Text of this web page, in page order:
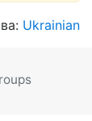
Ukrainian